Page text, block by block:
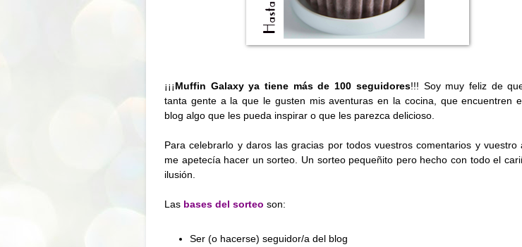
¡¡¡Muffin Galaxy ya tiene más de 100 seguidores!!! Soy muy feliz de
tanta gente a la que le gusten mis aventuras en la cocina, que encuentren
blog algo que les pueda inspirar o que les parezca delicioso.
Para celebrarlo y daros las gracias por todos vuestros comentarios y vuestro
me apetecía hacer un sorteo. Un sorteo pequeñito pero hecho con todo el
ilusión.
Las bases del sorteo son:
Ser (o hacerse) seguidor/a del blog